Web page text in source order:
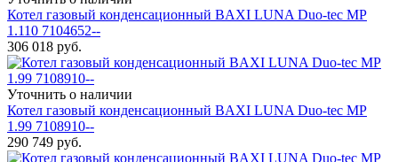
Котел газовый конденсационный BAXI LUNA Duo-tec MP
1.110 7104652--
306 018 руб.
Уточнить о наличии
Котел газовый конденсационный BAXI LUNA Duo-tec MP
1.99 7108910--
290 749 руб.